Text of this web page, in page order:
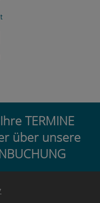
TERMINE
über unsere